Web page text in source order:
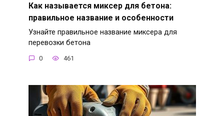
Как называется миксер для бетона:
правильное название и особенности
Узнайте правильное название миксера для
перевозки бетона
0 461